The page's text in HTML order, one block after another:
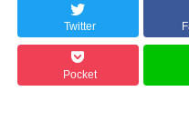
Twitter
Pocket